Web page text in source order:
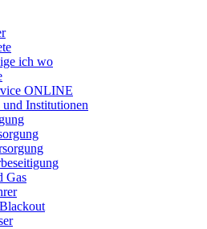
ich wo
ONLINE
Institutionen
Gas